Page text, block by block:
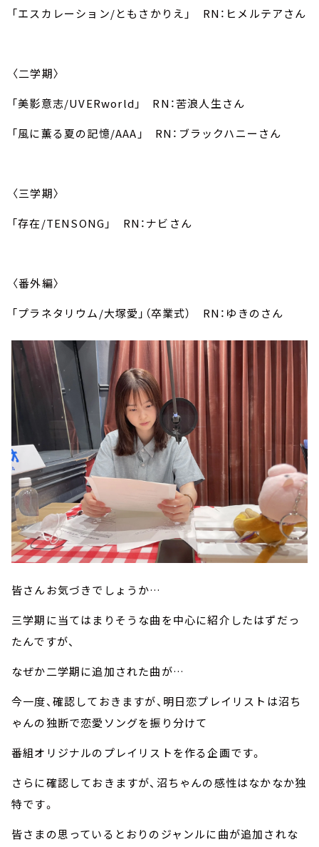
「エスカレーション/ともさかりえ」 RN：ヒメルテアさん
〈二学期〉
「美影意志/UVERworld」 RN：苦浪人生さん
「風に薫る夏の記憶/AAA」 RN：ブラックハニーさん
〈三学期〉
「存在/TENSONG」 RN：ナビさん
〈番外編〉
「プラネタリウム/大塚愛」（卒業式） RN：ゆきのさん
皆さんお気づきでしょうか…
三学期に当てはまりそうな曲を中心に紹介したはずだっ
たんですが、
なぜか二学期に追加された曲が…
今一度、確認しておきますが、明日恋プレイリストは沼ち
ゃんの独断で恋愛ソングを振り分けて
番組オリジナルのプレイリストを作る企画です。
さらに確認しておきますが、沼ちゃんの感性はなかなか独
特です。
皆さまの思っているとおりのジャンルに曲が追加されな